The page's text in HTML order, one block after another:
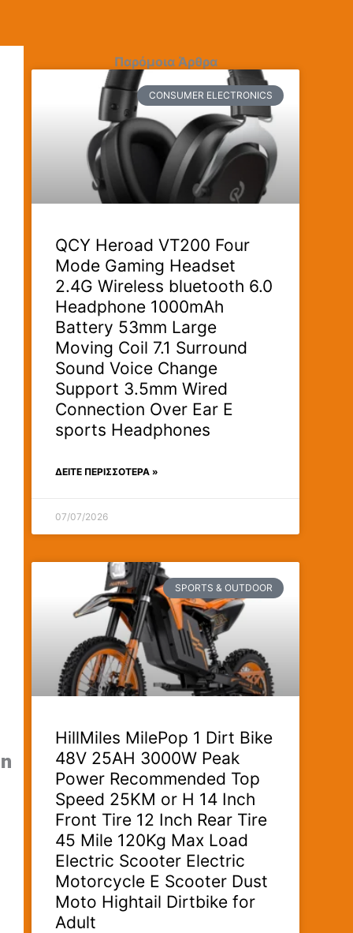
Παρόμοια Άρθρα
CONSUMER ELECTRONICS
QCY Heroad VT200 Four
Mode Gaming Headset
2.4G Wireless bluetooth 6.0
Headphone 1000mAh
Battery 53mm Large
Moving Coil 7.1 Surround
Sound Voice Change
Support 3.5mm Wired
Connection Over Ear E
sports Headphones
ΔΕΊΤΕ ΠΕΡΙΣΣΟΤΕΡΑ »
07/07/2026
SPORTS & OUTDOOR
HillMiles MilePop 1 Dirt Bike
48V 25AH 3000W Peak
Power Recommended Top
Speed 25KM or H 14 Inch
Front Tire 12 Inch Rear Tire
45 Mile 120Kg Max Load
Electric Scooter Electric
Motorcycle E Scooter Dust
Moto Hightail Dirtbike for
Adult